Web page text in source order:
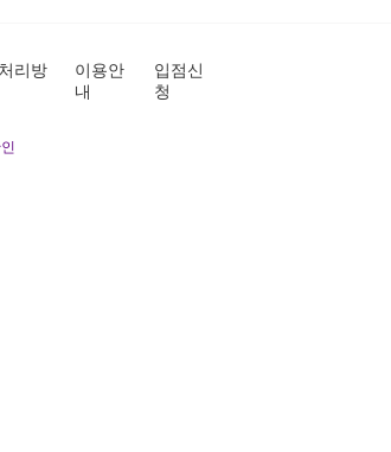
리방
이용안
내
입점신
청